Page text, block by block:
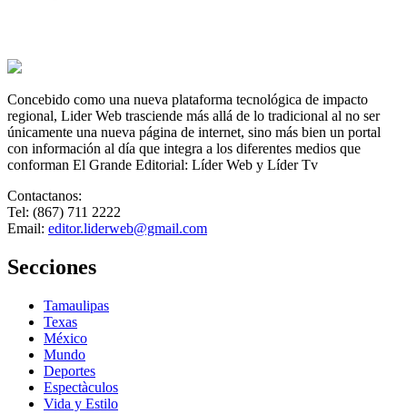
Concebido como una nueva plataforma tecnológica de impacto
regional, Lider Web trasciende más allá de lo tradicional al no ser
únicamente una nueva página de internet, sino más bien un portal
con información al día que integra a los diferentes medios que
conforman El Grande Editorial: Líder Web y Líder Tv
Contactanos:
Tel: (867) 711 2222
Email: editor.liderweb@gmail.com
Secciones
Tamaulipas
Texas
México
Mundo
Deportes
Espectàculos
Vida y Estilo